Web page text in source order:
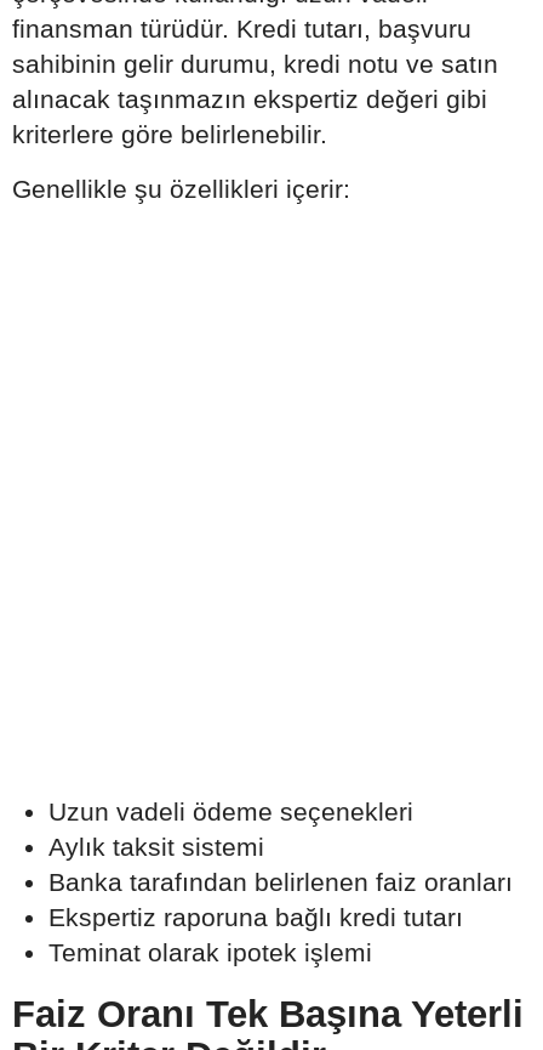
finansman türüdür. Kredi tutarı, başvuru
sahibinin gelir durumu, kredi notu ve satın
alınacak taşınmazın ekspertiz değeri gibi
kriterlere göre belirlenebilir.
Genellikle şu özellikleri içerir:
Uzun vadeli ödeme seçenekleri
Aylık taksit sistemi
Banka tarafından belirlenen faiz oranları
Ekspertiz raporuna bağlı kredi tutarı
Teminat olarak ipotek işlemi
Faiz Oranı Tek Başına Yeterli